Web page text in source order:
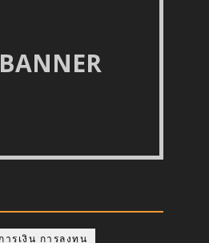
การเงิน การลงทุน